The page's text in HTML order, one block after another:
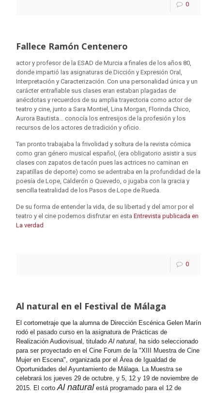
0
Fallece Ramón Centenero
actor y profesor de la ESAD de Murcia a finales de los años 80,
donde impartió las asignaturas de Dicción y Expresión Oral,
Interpretación y Caracterización. Con una personalidad única y un
carácter entrañable sus clases eran estaban plagadas de
anécdotas y recuerdos de su amplia trayectoria como actor de
teatro y cine, junto a Sara Montiel, Lina Morgan, Florinda Chico,
Aurora Bautista... conocía los entresijos de la profesión y los
recursos de los actores de tradición y oficio.
Tan pronto trabajaba la frivolidad y soltura de la revista cómica
como gran género musical español, (era obligatorio asistir a sus
clases con zapatos de tacón pues las actrices no caminan en
zapatillas de deporte) como se adentraba en la profundidad de la
poesía de Lope, Calderón o Quevedo, o jugaba con la gracia y
sencilla teatralidad de los Pasos de Lope de Rueda.
De su forma de entender la vida, de su libertad y del amor por el
teatro y el cine podemos disfrutar en esta Entrevista publicada en
La verdad
0
Al natural en el Festival de Málaga
El cortometraje que la alumna de Dirección Escénica Gelen Marín
rodó el pasado curso en la asignatura de Prácticas de
Realización Audiovisual, tituladoAl natural, ha sido seleccionado
para ser proyectado en el Cine Forum de la "XIII Muestra de Cine
Mujer en Escena", organizada por el Área de Igualdad de
Oportunidades del Ayuntamiento de Málaga. La Muestra se
celebrará los jueves 29 de octubre, y 5, 12 y 19 de noviembre de
2015. El cortoAl natural está programado para el 12 de